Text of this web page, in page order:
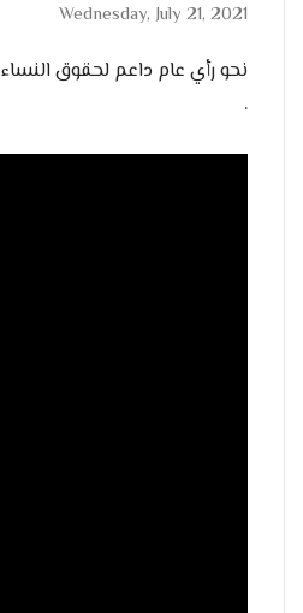
Wednesday, July 21, 2021
نحو رأي عام داعم لحقوق النساء
.